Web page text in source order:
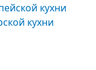
кухни
кухни